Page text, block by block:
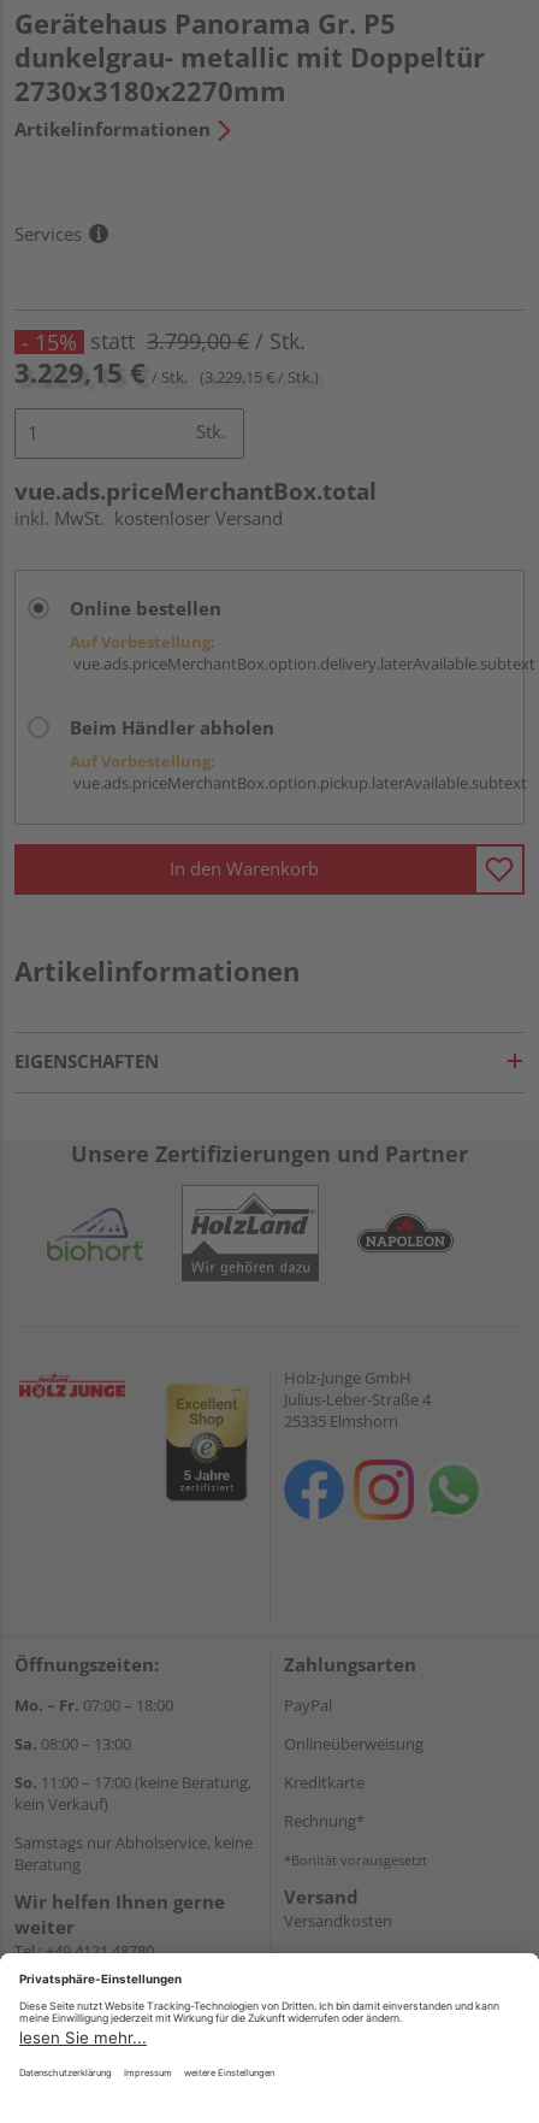
Gerätehaus Panorama Gr. P5
dunkelgrau- metallic mit Doppeltür
2730x3180x2270mm
Artikelinformationen
Services
- 15% statt 3.799,00 € / Stk.
3.229,15 € / Stk. (3.229,15 € / Stk.)
Stk.
vue.ads.priceMerchantBox.total
inkl. MwSt. kostenloser Versand
Online bestellen
Auf Vorbestellung:
vue.ads.priceMerchantBox.option.delivery.laterAvailable.subtext
Beim Händler abholen
Auf Vorbestellung:
vue.ads.priceMerchantBox.option.pickup.laterAvailable.subtext
In den Warenkorb
Artikelinformationen
EIGENSCHAFTEN
Unsere Zertifizierungen und Partner
Holz-Junge GmbH
Julius-Leber-Straße 4
25335 Elmshorn
Öffnungszeiten:
Mo. – Fr. 07:00 – 18:00
Sa. 08:00 – 13:00
So. 11:00 – 17:00 (keine Beratung,
kein Verkauf)
Samstags nur Abholservice, keine
Beratung
Wir helfen Ihnen gerne
weiter
Tel.:+49 4121 48780
E-Mail:onlineshop@holz-
WhatsApp
Zahlungsarten
PayPal
Onlineüberweisung
Kreditkarte
Rechnung*
*Bonität vorausgesetzt
Versand
Versandkosten